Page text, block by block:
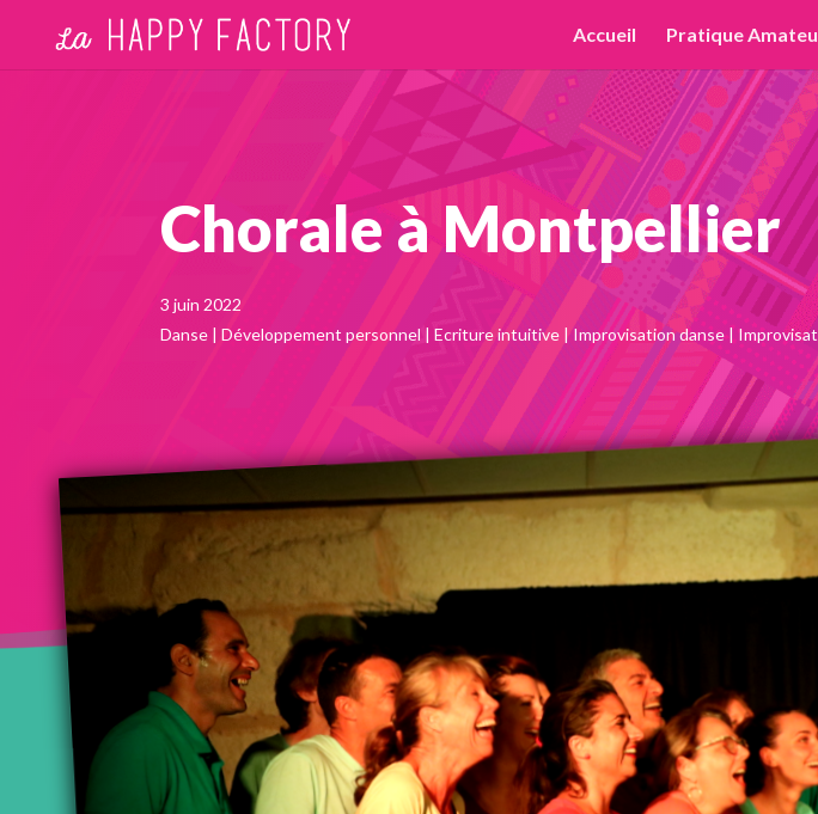
Accueil Pratique
Chorale à Montpellier
3 juin 2022
Danse |Développement personnel |Ecriture intuitive |Improvisation danse |